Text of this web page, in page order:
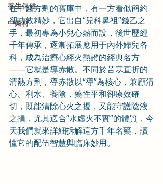
養生保健
中藥材
在中醫方劑的寶庫中，有一方看似簡約
卻功效精妙，它出自“兒科鼻祖”錢乙之
手，最初專為小兒心熱而設，後世歷經
千年傳承，逐漸拓展應用于內外婦兒各
科，成為治療心經火熱證的經典名方
——它就是導赤散。不同於苦寒直折的
清熱方劑，導赤散以“導”為核心，兼顧清
心、利水、養陰，藥性平和卻療效確
切，既能清除心火之擾，又能守護陰液
之損，尤其適合“水虛火不實”的體質，今
天我們就來詳細拆解這方千年名藥，讀
懂它的配伍智慧與臨床妙用。